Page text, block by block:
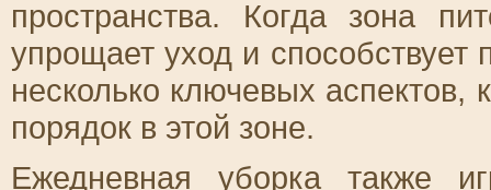
пространства. Когда зона
упрощает уход и
несколько ключевых аспектов,
порядок в этой зоне.
Ежедневная уборка также